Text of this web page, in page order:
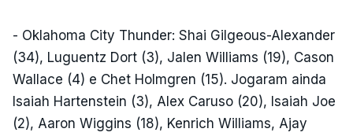
- Oklahoma City Thunder: Shai Gilgeous-Alexander
(34), Luguentz Dort (3), Jalen Williams (19), Cason
Wallace (4) e Chet Holmgren (15). Jogaram ainda
Isaiah Hartenstein (3), Alex Caruso (20), Isaiah Joe
(2), Aaron Wiggins (18), Kenrich Williams, Ajay